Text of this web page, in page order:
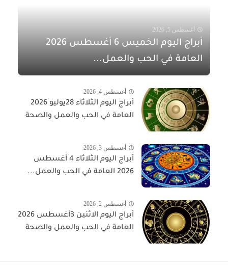
أغسطس 5, 2026
أبراج اليوم الخميس 6 أغسطس 2026
العامة في الحب والعمل...
أغسطس 4, 2026
أبراج اليوم الثلاثاء 28يوليو 2026
العامة في الحب والعمل والصحة
أغسطس 3, 2026
أبراج اليوم الثلاثاء 4 أغسطس
2026 العامة في الحب والعمل...
أغسطس 2, 2026
أبراج اليوم الاثنين 3أغسطس 2026
العامة في الحب والعمل والصحة